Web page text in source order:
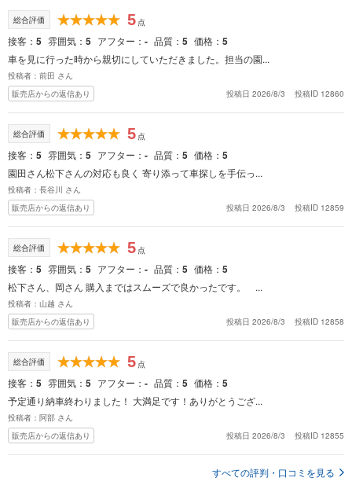
総合評価 5 点
接客 5 雰囲気 5 アフター - 品質 5 価格 5
車を見に行った時から親切にしていただきました。担当の園...
投稿者：前田 さん
販売店からの返信あり
投稿日 2026/8/3 投稿ID 12860
総合評価 5 点
接客 5 雰囲気 5 アフター - 品質 5 価格 5
園田さん松下さんの対応も良く 寄り添って車探しを手伝っ...
投稿者：長谷川 さん
販売店からの返信あり
投稿日 2026/8/3 投稿ID 12859
総合評価 5 点
接客 5 雰囲気 5 アフター - 品質 5 価格 5
松下さん、岡さん 購入まではスムーズで良かったです。 ...
投稿者：山越 さん
販売店からの返信あり
投稿日 2026/8/3 投稿ID 12858
総合評価 5 点
接客 5 雰囲気 5 アフター - 品質 5 価格 5
予定通り納車終わりました！ 大満足です！ありがとうござ...
投稿者：阿部 さん
販売店からの返信あり
投稿日 2026/8/3 投稿ID 12855
すべての評判・口コミを見る